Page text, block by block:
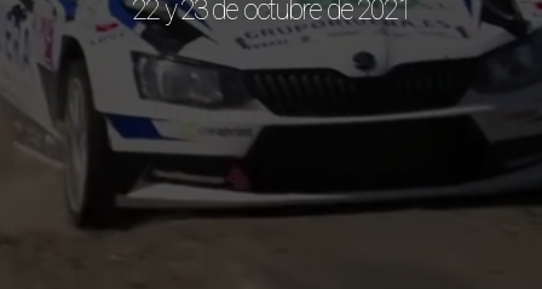
22 y 23 de octubre de 2021